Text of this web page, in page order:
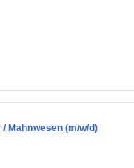
Mahnwesen (m/w/d)